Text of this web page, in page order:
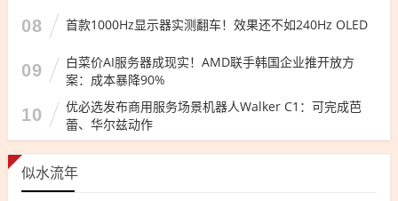
08 首款1000Hz显示器实测翻车！效果还不如240Hz OLED
09
白菜价AI服务器成现实！AMD联手韩国企业推开放方
案：成本暴降90%
10
优必选发布商用服务场景机器人Walker C1：可完成芭
蕾、华尔兹动作
似水流年